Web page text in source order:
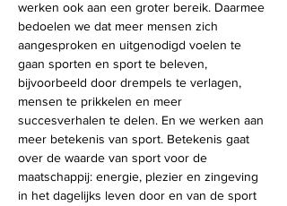
werken ook aan een groter bereik. Daarmee
bedoelen we dat meer mensen zich
aangesproken en uitgenodigd voelen te
gaan sporten en sport te beleven,
bijvoorbeeld door drempels te verlagen,
mensen te prikkelen en meer
succesverhalen te delen. En we werken aan
meer betekenis van sport. Betekenis gaat
over de waarde van sport voor de
maatschappij: energie, plezier en zingeving
in het dagelijks leven door en van de sport